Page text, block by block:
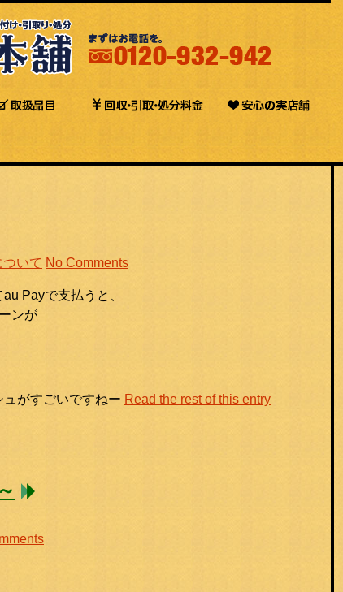
いて No Comments
Payで支払うと、
ンが
がすごいですねー Read the rest of this entry